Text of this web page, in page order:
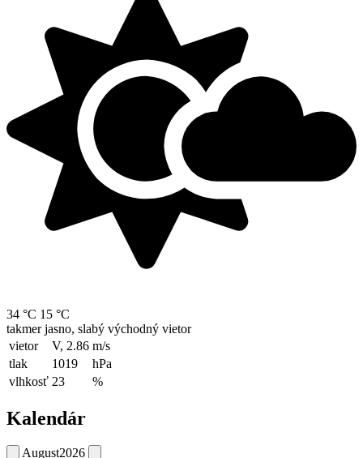
34 °C 15 °C
takmer jasno, slabý východný vietor
vietor
V, 2.86 m/s
tlak
1019
hPa
vlhkosť 23 %
Kalendár
August2026